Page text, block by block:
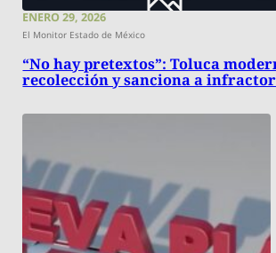
ENERO 29, 2026
El Monitor Estado de México
“No hay pretextos”: Toluca
recolección y sanciona a